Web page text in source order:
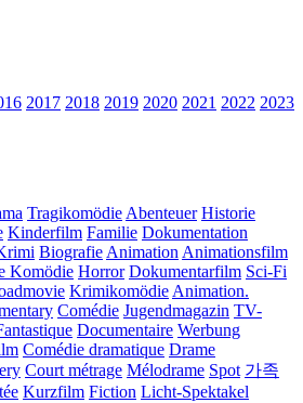
2017 2018 2019 2020 2021 2022 2023
Tragikomödie Abenteuer Historie
Kinderfilm Familie Dokumentation
Biografie Animation Animationsfilm
Komödie Horror Dokumentarfilm Sci-Fi
Krimikomödie Animation.
Comédie Jugendmagazin TV-
Documentaire Werbung
Comédie dramatique Drame
Court métrage Mélodrame Spot 가족
Kurzfilm Fiction Licht-Spektakel